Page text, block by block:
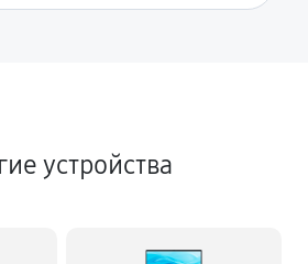
устройства